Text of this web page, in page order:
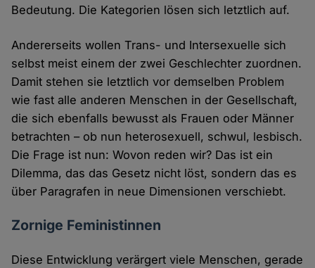
Bedeutung. Die Kategorien lösen sich letztlich auf.
Andererseits wollen Trans- und Intersexuelle sich
selbst meist einem der zwei Geschlechter zuordnen.
Damit stehen sie letztlich vor demselben Problem
wie fast alle anderen Menschen in der Gesellschaft,
die sich ebenfalls bewusst als Frauen oder Männer
betrachten – ob nun heterosexuell, schwul, lesbisch.
Die Frage ist nun: Wovon reden wir? Das ist ein
Dilemma, das das Gesetz nicht löst, sondern das es
über Paragrafen in neue Dimensionen verschiebt.
Zornige Feministinnen
Diese Entwicklung verärgert viele Menschen, gerade